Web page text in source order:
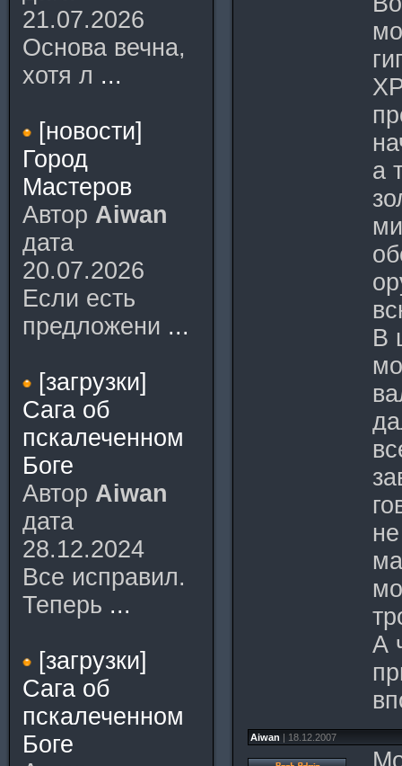
21.07.2026
Основа вечна,
хотя л ...
[новости]
Город
Мастеров
Автор Aiwan
дата
20.07.2026
Если есть
предложени ...
[загрузки]
Сага об
пскалеченном
Боге
Автор Aiwan
дата
28.12.2024
Все исправил.
Теперь ...
[загрузки]
Сага об
пскалеченном
Боге
а
В
А
Aiwan | 18.12.2007